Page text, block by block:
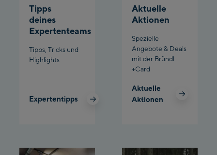
Spieljochbahn
Talstation /Valley
Spieljochbahn
Bergstation / Top
station
Tipps
deines
Expertenteams
Tipps, Tricks und
Highlights
Expertentipps
Aktuelle
Aktionen
Spezielle
Angebote & Deals
mit der Bründl
+Card
Aktuelle
Aktionen